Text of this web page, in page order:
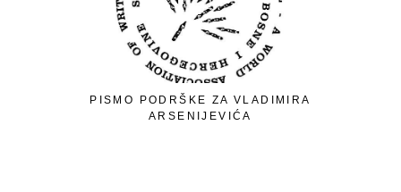
PISMO PODRŠKE ZA VLADIMIRA
ARSENIJEVIĆA